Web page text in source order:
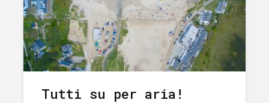
Tutti su per aria!